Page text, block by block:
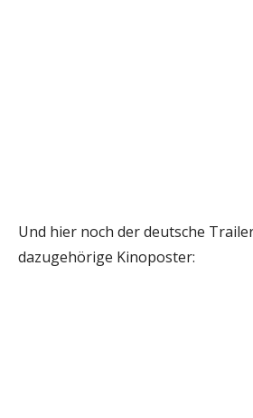
Und hier noch der deutsche
dazugehörige Kinoposter: